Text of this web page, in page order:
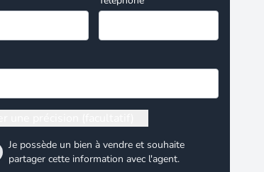
Je possède un bien à vendre et souhaite
partager cette information avec l'agent.